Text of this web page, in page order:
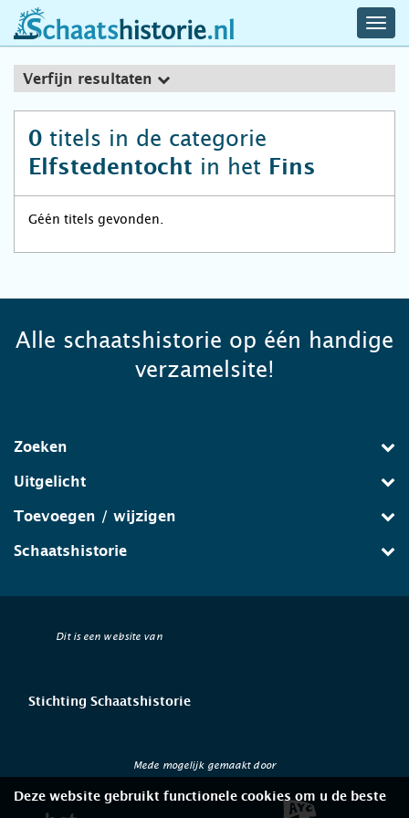
schaatshistorie.nl
Verfijn resultaten
0 titels in de categorie
Elfstedentocht in het Fins
Géén titels gevonden.
Alle schaatshistorie op één handige
verzamelsite!
Zoeken
Uitgelicht
Toevoegen / wijzigen
Schaatshistorie
Dit is een website van
Stichting Schaatshistorie
Mede mogelijk gemaakt door
Deze website gebruikt functionele cookies om u de beste